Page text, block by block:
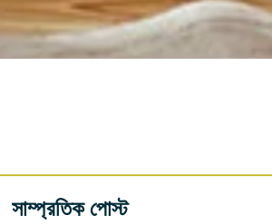
সাম্প্রতিক পোস্ট